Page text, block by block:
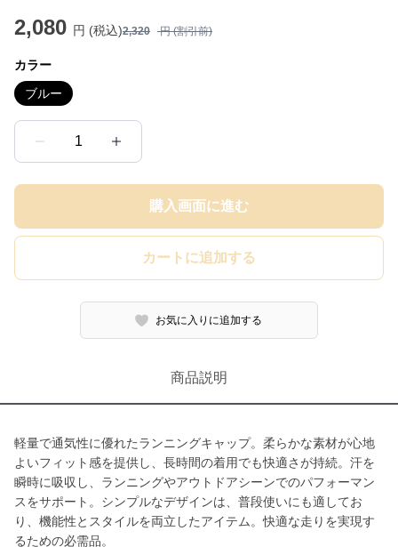
2,080 円 (税込)2,320 円 (割引前)
カラー
ブルー
1
購入画面に進む
カートに追加する
お気に入りに追加する
商品説明
軽量で通気性に優れたランニングキャップ。柔らかな素材が心地
よいフィット感を提供し、長時間の着用でも快適さが持続。汗を
瞬時に吸収し、ランニングやアウトドアシーンでのパフォーマン
スをサポート。シンプルなデザインは、普段使いにも適してお
り、機能性とスタイルを両立したアイテム。快適な走りを実現す
るための必需品。